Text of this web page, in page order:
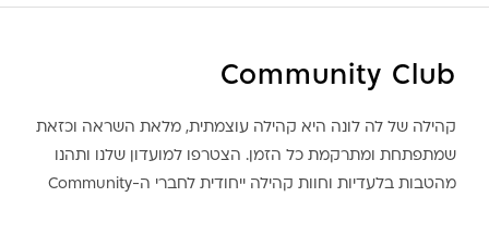
Community Club
קהילה של לה לונה היא קהילה עוצמתית, מלאת השראה וכזאת
שמתפתחת ומתרקמת כל הזמן. הצטרפו למועדון שלנו ותהנו
מהטבות בלעדיות וחוות קהילה ייחודית לחברי ה-Community